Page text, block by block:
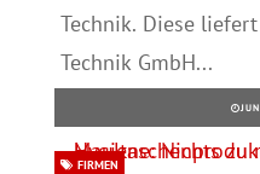
Technik. Diese
Technik GmbH...
FIRMEN